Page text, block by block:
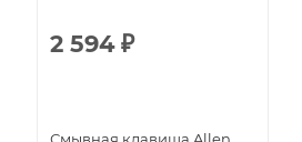
2 594₽
Смывная клавиша Allen